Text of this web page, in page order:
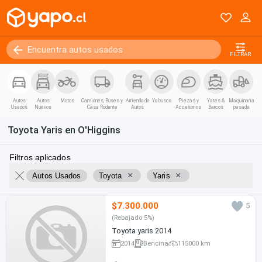
FILTRAR
Autos
Usados
Autos
Nuevos
Motos
Camiones, Buses y
Casa Rodante
Arriendo de
Autos
Yo busco
Piezas y
Accesorios
Yates &
Barcos
Maquinaria
pesada
Toyota Yaris en O'Higgins
Filtros aplicados
Autos Usados Toyota × Yaris ×
$7.300.000 5
(Rebajado 5%)
Toyota yaris 2014
2014 Bencina 115000 km